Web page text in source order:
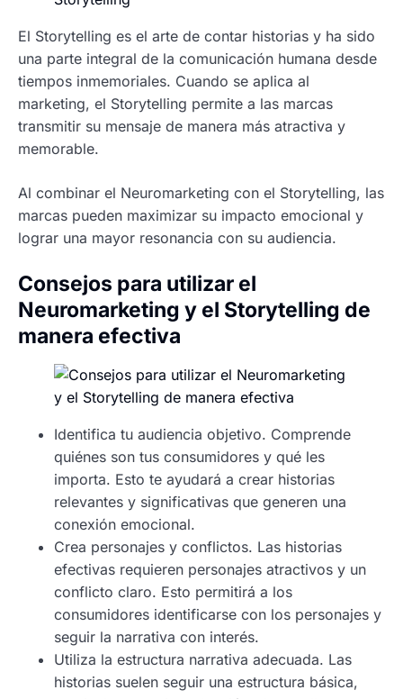
El Storytelling es el arte de contar historias y ha sido
una parte integral de la comunicación humana desde
tiempos inmemoriales. Cuando se aplica al
marketing, el Storytelling permite a las marcas
transmitir su mensaje de manera más atractiva y
memorable.
Al combinar el Neuromarketing con el Storytelling, las
marcas pueden maximizar su impacto emocional y
lograr una mayor resonancia con su audiencia.
Consejos para utilizar el
Neuromarketing y el Storytelling de
manera efectiva
Identifica tu audiencia objetivo. Comprende
quiénes son tus consumidores y qué les
importa. Esto te ayudará a crear historias
relevantes y significativas que generen una
conexión emocional.
Crea personajes y conflictos. Las historias
efectivas requieren personajes atractivos y un
conflicto claro. Esto permitirá a los
consumidores identificarse con los personajes y
seguir la narrativa con interés.
Utiliza la estructura narrativa adecuada. Las
historias suelen seguir una estructura básica,